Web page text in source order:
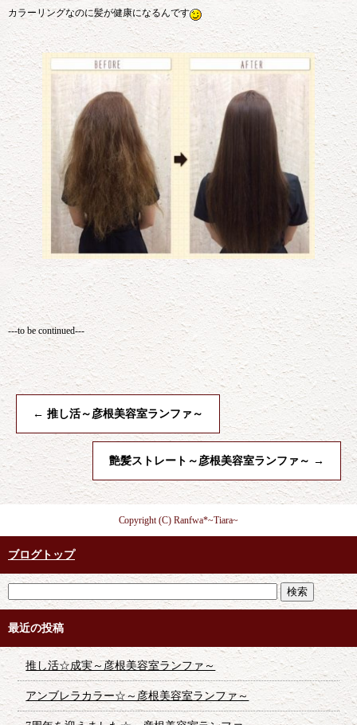
カラーリングなのに髪が健康になるんです
---to be continued---
← 推し活～彦根美容室ランファ～
艶髪ストレート～彦根美容室ランファ～ →
Copyright (C) Ranfwa*~Tiara~
ブログトップ
最近の投稿
推し活☆成実～彦根美容室ランファ～
アンブレラカラー☆～彦根美容室ランファ～